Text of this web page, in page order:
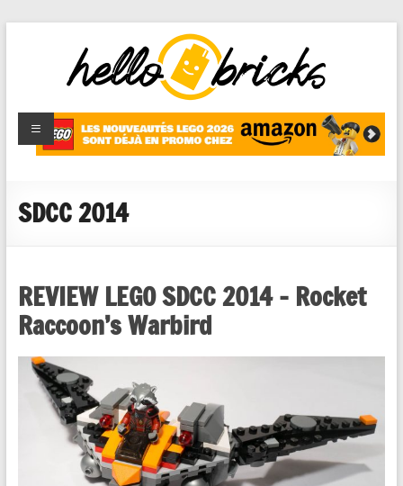
HelloBricks
Blog LEGO,
nouveaut�s
reviews
SDCC 2014
REVIEW LEGO SDCC 2014 – Rocket
Raccoon’s Warbird